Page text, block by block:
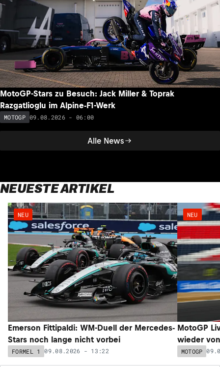
Alle News
MotoGP-Stars zu Besuch: Jack Miller & Toprak
Razgatlioglu im Alpine-F1-Werk
MOTOGP 09.08.2026 - 06:00
NEUESTE ARTIKEL
NEU
Emerson Fittipaldi: WM-Duell der Mercedes-
Stars noch lange nicht vorbei
FORMEL 1 09.08.2026 - 13:22
NEU
MotoGP
wieder
MOTOGP